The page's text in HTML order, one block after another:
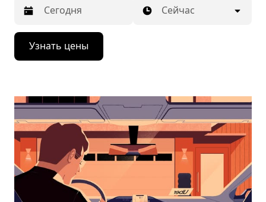
Нажмите
стрелку
вниз,
календарю
выбрать
дату.
Чтобы
закрыть
календарь,
нажмите
Esc.
Сейчас
Узнать цены